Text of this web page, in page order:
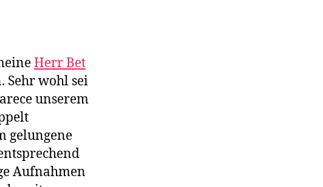
Herr Bet
Sehr wohl sei
unserem
gelungene
Aufnahmen